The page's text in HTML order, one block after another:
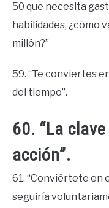
50 que necesita
habilidades, ¿cómo
millón?”
59. “Te conviertes
del tiempo”.
60. “La
acción”.
61. “Conviértete en
seguiría